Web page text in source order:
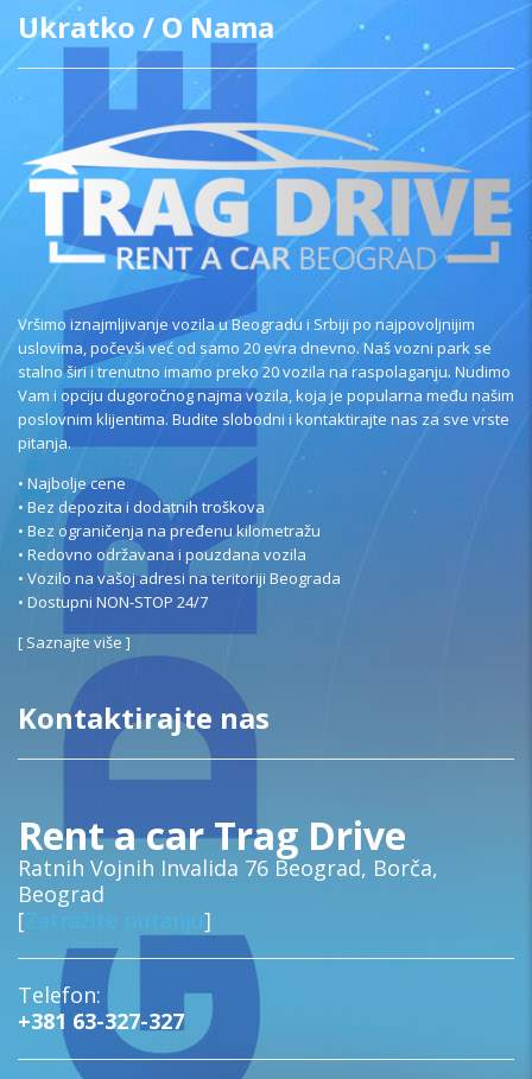
Ukratko / O Nama
Vršimo iznajmljivanje vozila u Beogradu i Srbiji po najpovoljnijim
uslovima, počevši već od samo 20 evra dnevno. Naš vozni park se
stalno širi i trenutno imamo preko 20 vozila na raspolaganju. Nudimo
Vam i opciju dugoročnog najma vozila, koja je popularna među našim
poslovnim klijentima. Budite slobodni i kontaktirajte nas za sve vrste
pitanja.
• Najbolje cene
• Bez depozita i dodatnih troškova
• Bez ograničenja na pređenu kilometražu
• Redovno održavana i pouzdana vozila
• Vozilo na vašoj adresi na teritoriji Beograda
• Dostupni NON-STOP 24/7
[Saznajte više ]
Kontaktirajte nas
Rent a car Trag Drive
Ratnih Vojnih Invalida 76 Beograd, Borča,
Beograd
[Zatražite putanju]
Telefon:
+381 63-327-327